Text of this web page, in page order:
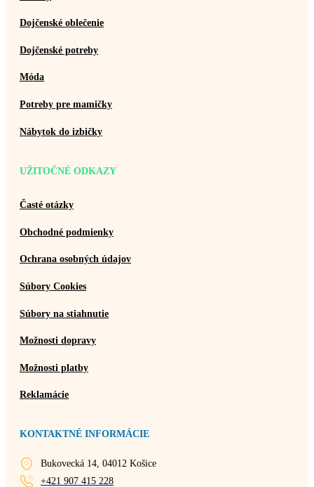
Dojčenské oblečenie
Dojčenské potreby
Móda
Potreby pre mamičky
Nábytok do izbičky
UŽITOČNÉ ODKAZY
Časté otázky
Obchodné podmienky
Ochrana osobných údajov
Súbory Cookies
Súbory na stiahnutie
Možnosti dopravy
Možnosti platby
Reklamácie
KONTAKTNÉ INFORMÁCIE
Bukovecká 14, 04012 Košice
+421 907 415 228